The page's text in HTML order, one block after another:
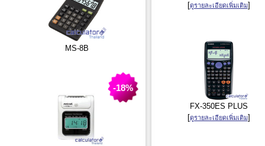
MS-8B
-18%
[ดูรายละเอียดเพิ่มเติม]
FX-350ES PLUS
[ดูรายละเอียดเพิ่มเติม]